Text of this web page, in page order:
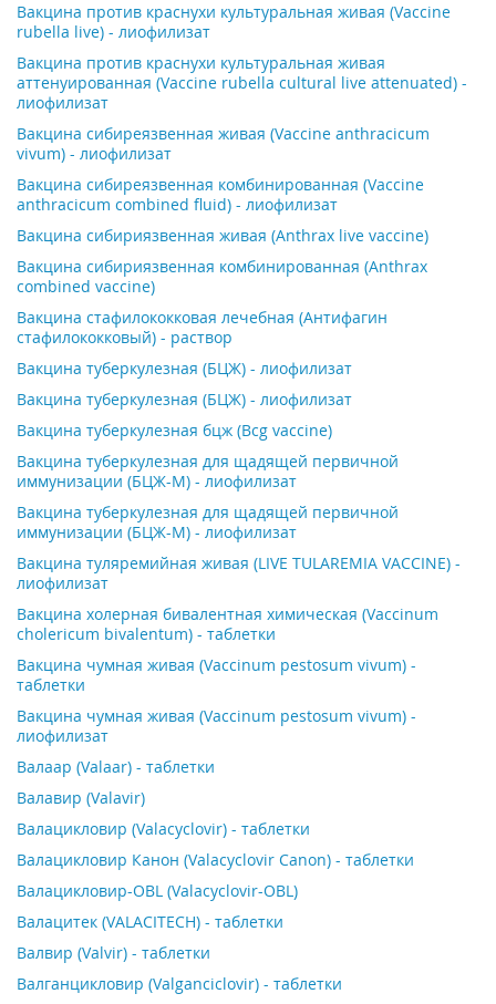
Вакцина против краснухи культуральная живая (Vaccine
rubella live) - лиофилизат
Вакцина против краснухи культуральная живая
аттенуированная (Vaccine rubella cultural live attenuated) -
лиофилизат
Вакцина сибиреязвенная живая (Vaccine anthracicum
vivum) - лиофилизат
Вакцина сибиреязвенная комбинированная (Vaccine
anthracicum combined fluid) - лиофилизат
Вакцина сибириязвенная живая (Anthrax live vaccine)
Вакцина сибириязвенная комбинированная (Anthrax
combined vaccine)
Вакцина стафилококковая лечебная (Антифагин
стафилококковый) - раствор
Вакцина туберкулезная (БЦЖ) - лиофилизат
Вакцина туберкулезная (БЦЖ) - лиофилизат
Вакцина туберкулезная бцж (Bcg vaccine)
Вакцина туберкулезная для щадящей первичной
иммунизации (БЦЖ-М) - лиофилизат
Вакцина туберкулезная для щадящей первичной
иммунизации (БЦЖ-М) - лиофилизат
Вакцина туляремийная живая (LIVE TULAREMIA VACCINE) -
лиофилизат
Вакцина холерная бивалентная химическая (Vaccinum
cholericum bivalentum) - таблетки
Вакцина чумная живая (Vaccinum pestosum vivum) -
таблетки
Вакцина чумная живая (Vaccinum pestosum vivum) -
лиофилизат
Валаар (Valaar) - таблетки
Валавир (Valavir)
Валацикловир (Valacyclovir) - таблетки
Валацикловир Канон (Valacyclovir Canon) - таблетки
Валацикловир-OBL (Valacyclovir-OBL)
Валацитек (VALACITECH) - таблетки
Валвир (Valvir) - таблетки
Валганцикловир (Valganciclovir) - таблетки